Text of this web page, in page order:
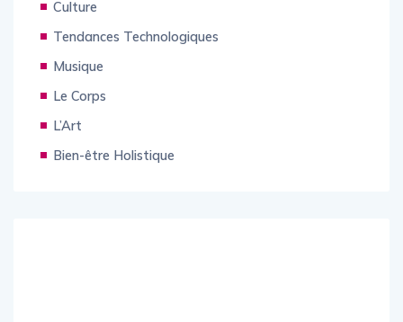
Culture
Tendances Technologiques
Musique
Le Corps
L’Art
Bien-être Holistique